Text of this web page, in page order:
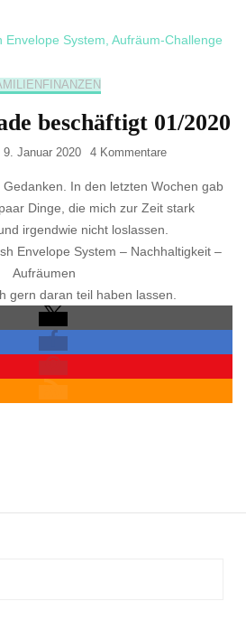
beschäftigt 01/2020
9. Januar 2020 4 Kommentarezu
mich
gerade
Gedanken. In den letzten Wochen gab
Dinge, die mich zur Zeit stark
irgendwie nicht loslassen.
Envelope System – Nachhaltigkeit –
Aufräumen
gern daran teil haben lassen.